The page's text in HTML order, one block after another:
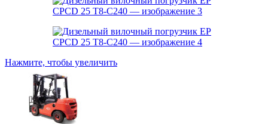
Нажмите, чтобы увеличить